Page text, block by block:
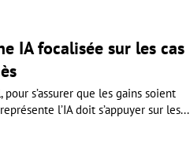
IA focalisée sur les cas
s’assurer que les gains soient
l’IA doit s’appuyer sur les...